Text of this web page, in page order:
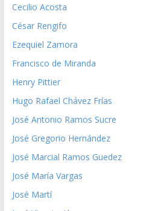
Cecilio Acosta
César Rengifo
Ezequiel Zamora
Francisco de Miranda
Henry Pittier
Hugo Rafael Chávez Frías
José Antonio Ramos Sucre
José Gregorio Hernández
José Marcial Ramos Guedez
José María Vargas
José Martí